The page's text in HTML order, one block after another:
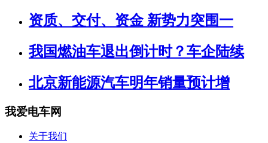
资质、交付、资金 新势力突围一
我国燃油车退出倒计时？车企陆续
北京新能源汽车明年销量预计增
我爱电车网
关于我们